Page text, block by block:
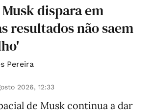
Musk dispara em
resultados não saem
Pereira
2026, 12:33
de Musk continua a dar